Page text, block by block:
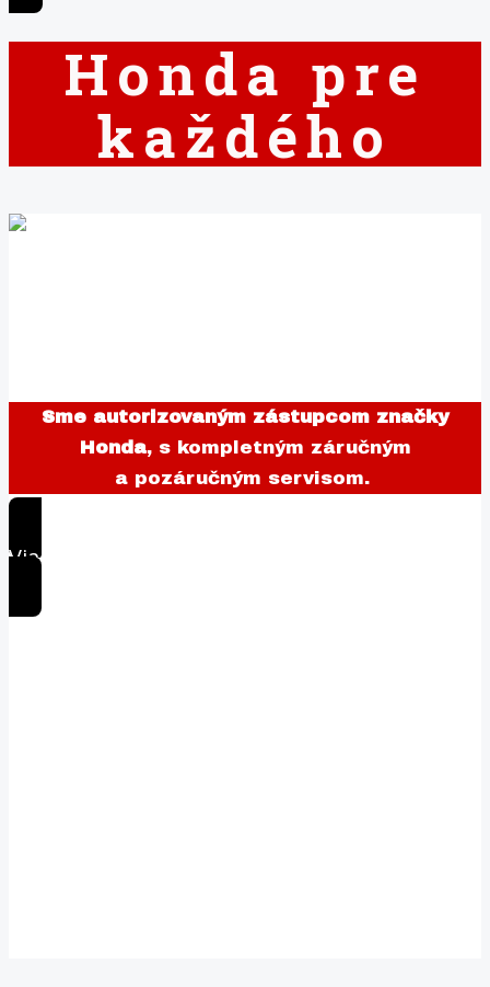
Honda pre
každého
Sme autorizovaným zástupcom značky
Honda, s kompletným záručným
a pozáručným servisom.
Viac o značke Honda